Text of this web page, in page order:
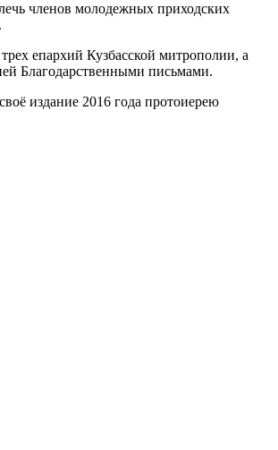
членов молодежных приходских
епархий Кузбасской митрополии, а
Благодарственными письмами.
издание 2016 года протоиерею